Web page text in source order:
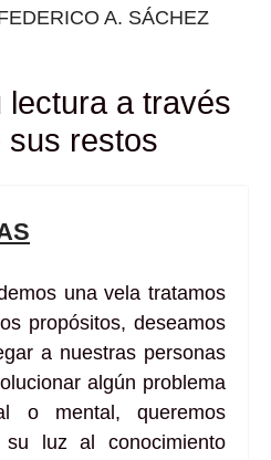
A. SÁCHEZ
lectura a través
sus restos
una vela tratamos
propósitos, deseamos
a nuestras personas
algún problema
o mental, queremos
luz al conocimiento